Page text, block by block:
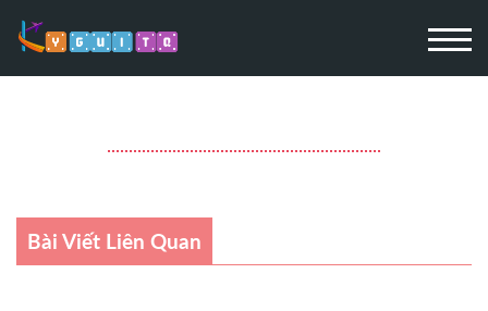
Bài Viết Liên Quan